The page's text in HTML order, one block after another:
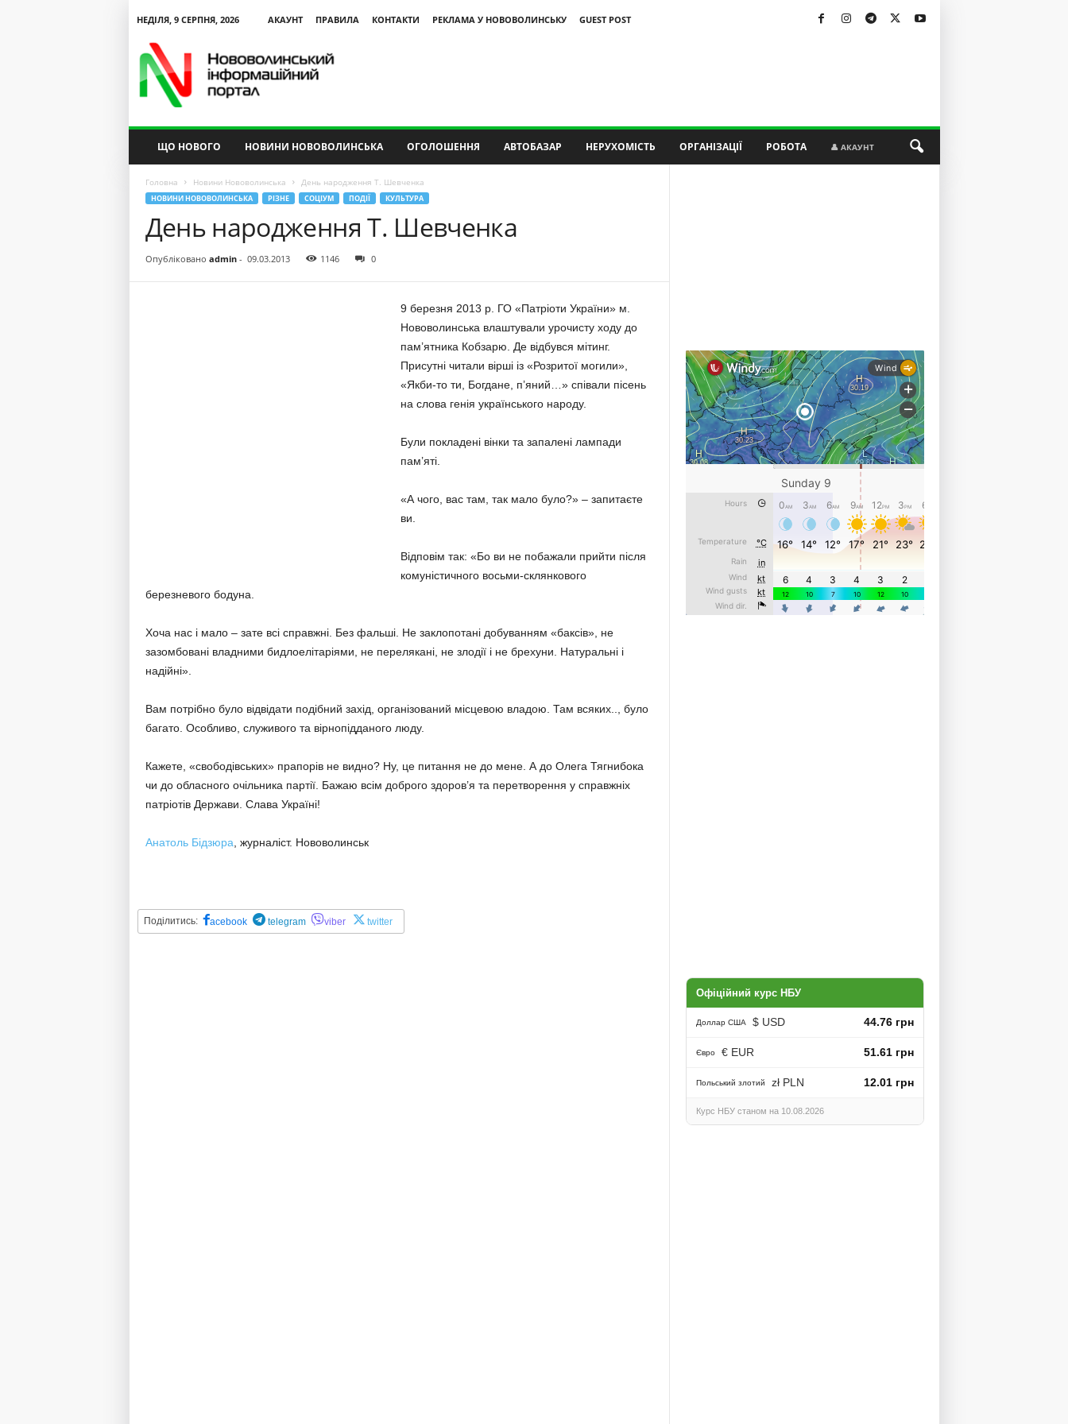
НЕДІЛЯ, 9 СЕРПНЯ, 2026 АКАУНТ ПРАВИЛА КОНТАКТИ РЕКЛАМА У НОВОВОЛИНСЬКУ
GUEST POST
ЩО НОВОГО НОВИНИ НОВОВОЛИНСЬКА ОГОЛОШЕННЯ АВТОБАЗАР НЕРУХОМІСТЬ ОРГАНІЗАЦІЇ РОБОТА 👤 АКАУНТ
Головна Новини Нововолинська День народження Т. Шевченка
НОВИНИ НОВОВОЛИНСЬКА РІЗНЕ СОЦІУМ ПОДІЇ КУЛЬТУРА
День народження Т. Шевченка
Опубліковано admin- 09.03.2013 1146 0
9 березня 2013 р. ГО «Патріоти України» м.
Нововолинська влаштували урочисту ходу до
пам’ятника Кобзарю. Де відбувся мітинг.
Присутні читали вірші із «Розритої могили»,
«Якби-то ти, Богдане, п’яний…» співали пісень
на слова генія українського народу.
Були покладені вінки та запалені лампади
пам’яті.
«А чого, вас там, так мало було?» – запитаєте
ви.
Відповім так: «Бо ви не побажали прийти після
комуністичного восьми-склянкового
березневого бодуна.
Хоча нас і мало – зате всі справжні. Без фальші. Не заклопотані добуванням «баксів», не
зазомбовані владними бидлоелітаріями, не перелякані, не злодії і не брехуни. Натуральні і
надійні».
Вам потрібно було відвідати подібний захід, організований місцевою владою. Там всяких.., було
багато. Особливо, служивого та вірнопідданого люду.
Кажете, «свободівських» прапорів не видно? Ну, це питання не до мене. А до Олега Тягнибока
чи до обласного очільника партії. Бажаю всім доброго здоров’я та перетворення у справжніх
патріотів Держави. Слава Україні!
Анатоль Бідзюра , журналіст. Нововолинськ
Поділитись: acebook telegram viber twitter
Офіційний курс НБУ
Доллар США $ USD 44.76 грн
Євро € EUR 51.61 грн
Польський злотий zł PLN 12.01 грн
Курс НБУ станом на 10.08.2026